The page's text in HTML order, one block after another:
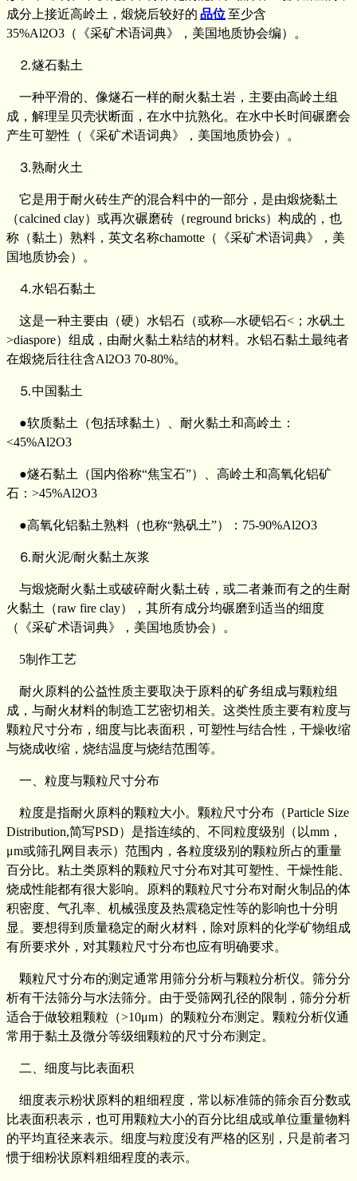
成分上接近高岭土，煅烧后较好的 品位至少含
35%Al2O3（《采矿术语词典》，美国地质协会编）。
⒉燧石黏土
一种平滑的、像燧石一样的耐火黏土岩，主要由高岭土组
成，解理呈贝壳状断面，在水中抗熟化。在水中长时间碾磨会
产生可塑性（《采矿术语词典》，美国地质协会）。
⒊熟耐火土
它是用于耐火砖生产的混合料中的一部分，是由煅烧黏土
（calcined clay）或再次碾磨砖（reground bricks）构成的，也
称（黏土）熟料，英文名称chamotte（《采矿术语词典》，美
国地质协会）。
⒋水铝石黏土
这是一种主要由（硬）水铝石（或称—水硬铝石<；水矾土
>diaspore）组成，由耐火黏土粘结的材料。水铝石黏土最纯者
在煅烧后往往含Al2O3 70-80%。
⒌中国黏土
●软质黏土（包括球黏土）、耐火黏土和高岭土：
<45%Al2O3
●燧石黏土（国内俗称“焦宝石”）、高岭土和高氧化铝矿
石：>45%Al2O3
●高氧化铝黏土熟料（也称“熟矾土”）：75-90%Al2O3
⒍耐火泥/耐火黏土灰浆
与煅烧耐火黏土或破碎耐火黏土砖，或二者兼而有之的生耐
火黏土（raw fire clay），其所有成分均碾磨到适当的细度
（《采矿术语词典》，美国地质协会）。
5制作工艺
耐火原料的公益性质主要取决于原料的矿务组成与颗粒组
成，与耐火材料的制造工艺密切相关。这类性质主要有粒度与
颗粒尺寸分布，细度与比表面积，可塑性与结合性，干燥收缩
与烧成收缩，烧结温度与烧结范围等。
一、粒度与颗粒尺寸分布
粒度是指耐火原料的颗粒大小。颗粒尺寸分布（Particle Size
Distribution,简写PSD）是指连续的、不同粒度级别（以mm，
μm或筛孔网目表示）范围内，各粒度级别的颗粒所占的重量
百分比。粘土类原料的颗粒尺寸分布对其可塑性、干燥性能、
烧成性能都有很大影响。原料的颗粒尺寸分布对耐火制品的体
积密度、气孔率、机械强度及热震稳定性等的影响也十分明
显。要想得到质量稳定的耐火材料，除对原料的化学矿物组成
有所要求外，对其颗粒尺寸分布也应有明确要求。
颗粒尺寸分布的测定通常用筛分分析与颗粒分析仪。筛分分
析有干法筛分与水法筛分。由于受筛网孔径的限制，筛分分析
适合于做较粗颗粒（>10μm）的颗粒分布测定。颗粒分析仪通
常用于黏土及微分等级细颗粒的尺寸分布测定。
二、细度与比表面积
细度表示粉状原料的粗细程度，常以标准筛的筛余百分数或
比表面积表示，也可用颗粒大小的百分比组成或单位重量物料
的平均直径来表示。细度与粒度没有严格的区别，只是前者习
惯于细粉状原料粗细程度的表示。